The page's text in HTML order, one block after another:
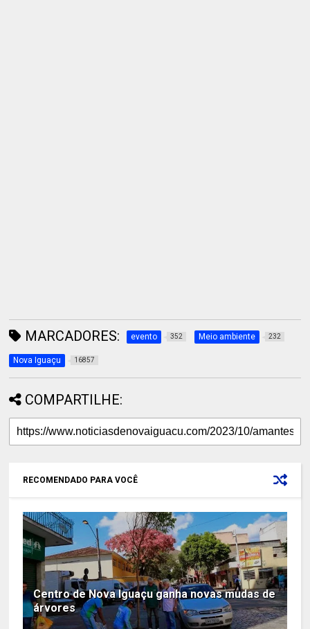
MARCADORES: evento 352 Meio ambiente 232
Nova Iguaçu 16857
COMPARTILHE:
RECOMENDADO PARA VOCÊ
Centro de Nova Iguaçu ganha novas mudas de
árvores